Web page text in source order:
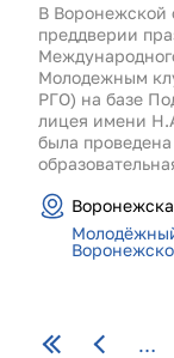
В Воронежской
преддверии
Молодежным
РГО) на базе
лицея имени
была проведена
…